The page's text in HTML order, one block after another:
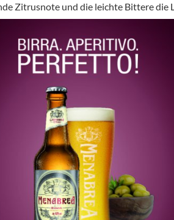
& Desinfektion
Zitrusnote und die leichte Bittere die